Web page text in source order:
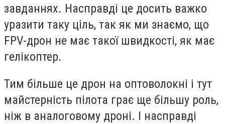
завданнях. Насправді це досить важко
уразити таку ціль, так як ми знаємо, що
FPV-дрон не має такої швидкості, як має
гелікоптер.
Тим більше це дрон на оптоволокні і тут
майстерність пілота грає ще більшу роль,
ніж в аналоговому дроні. І насправді